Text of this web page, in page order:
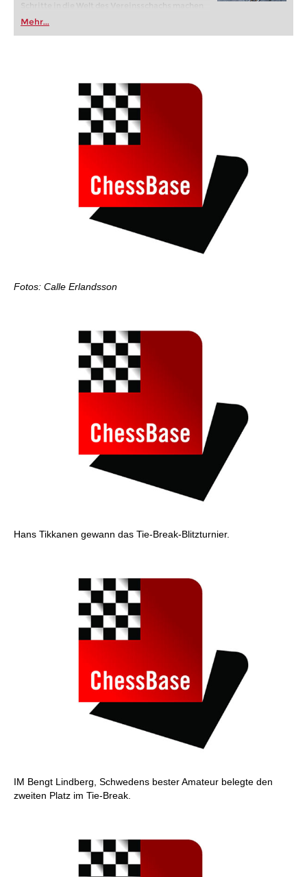
Schritte in die Welt des Vereinsschachs machen
oder bereits auf Turnierniveau spielen: Mit
FRITZ trainieren Sie effizienter, intelligenter und
individueller als je zuvor.
Mehr...
Fotos: Calle Erlandsson
Hans Tikkanen gewann das Tie-Break-Blitzturnier.
IM Bengt Lindberg, Schwedens bester Amateur belegte den
zweiten Platz im Tie-Break.